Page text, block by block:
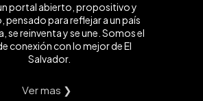
portal abierto, propositivo y
pensado para reflejar a un país
se reinventa y se une. Somos el
conexión con lo mejor de El
Salvador.
Ver mas ❯